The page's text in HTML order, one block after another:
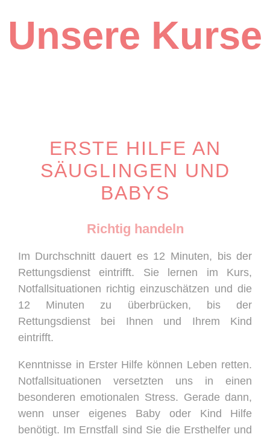
Unsere Kurse
ERSTE HILFE AN
SÄUGLINGEN UND
BABYS
Richtig handeln
Im Durchschnitt dauert es 12 Minuten, bis der
Rettungsdienst eintrifft. Sie lernen im Kurs,
Notfallsituationen richtig einzuschätzen und die
12 Minuten zu überbrücken, bis der
Rettungsdienst bei Ihnen und Ihrem Kind
eintrifft.
Kenntnisse in Erster Hilfe können Leben retten.
Notfallsituationen versetzten uns in einen
besonderen emotionalen Stress. Gerade dann,
wenn unser eigenes Baby oder Kind Hilfe
benötigt. Im Ernstfall sind Sie die Ersthelfer und